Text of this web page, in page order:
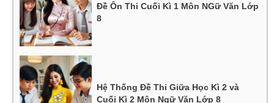
Đề Ôn Thi Cuối Kì 1 Môn NGữ Văn Lớp
8
Hệ Thống Đề Thi Giữa Học Kì 2 và
Cuối Kì 2 Môn Ngữ Văn Lớp 8